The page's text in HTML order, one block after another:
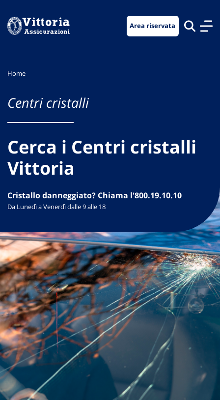
menu
contenuto
footer
Area riservata
Home
Centri cristalli
Cerca i Centri cristalli
Vittoria
Cristallo danneggiato? Chiama l'800.19.10.10
Da Lunedì a Venerdì dalle 9 alle 18